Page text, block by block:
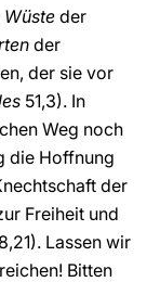
Wüste der
der
der sie vor
51,3). In
Weg noch
die Hoffnung
der
Freiheit und
8,21). Lassen wir
Bitten